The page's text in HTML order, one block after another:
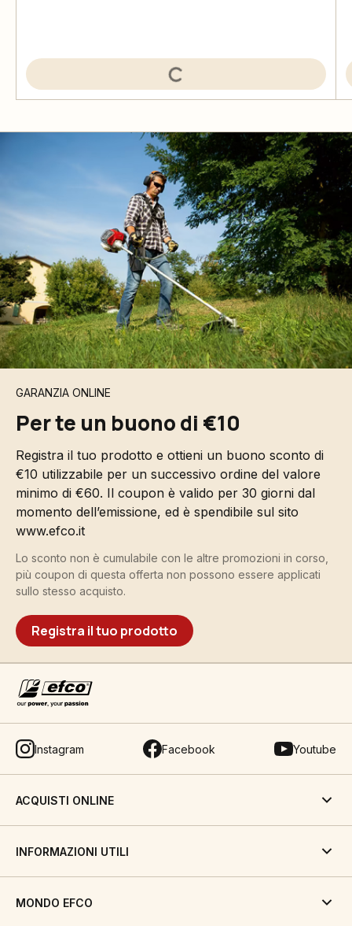
GARANZIA ONLINE
Per te un buono di €10
Registra il tuo prodotto e ottieni un buono sconto di
€10 utilizzabile per un successivo ordine del valore
minimo di €60. Il coupon è valido per 30 giorni dal
momento dell’emissione, ed è spendibile sul sito
www.efco.it
Lo sconto non è cumulabile con le altre promozioni in corso,
più coupon di questa offerta non possono essere applicati
sullo stesso acquisto.
Registra il tuo prodotto
Instagram Facebook Youtube
ACQUISTI ONLINE
INFORMAZIONI UTILI
MONDO EFCO